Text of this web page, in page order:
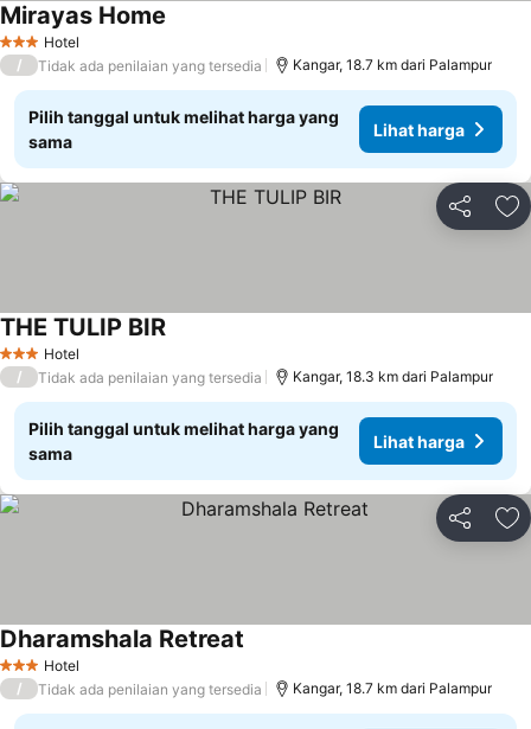
3 BintangHotel
Mirayas Home
/ Tidak ada penilaian yang tersedia Kangar, 18.7 km dari Palampur
Pilih tanggal untuk melihat harga yang
sama
Lihat harga
Bagikan
3 BintangHotel
THE TULIP BIR
/ Tidak ada penilaian yang tersedia Kangar, 18.3 km dari Palampur
Pilih tanggal untuk melihat harga yang
sama
Lihat harga
Bagikan
3 BintangHotel
Dharamshala Retreat
/ Tidak ada penilaian yang tersedia Kangar, 18.7 km dari Palampur